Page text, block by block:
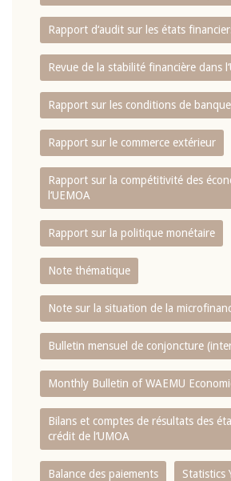
Rapport d‘audit sur les états
Revue de la stabilité financière dans
Rapport sur les conditions de banque
Rapport sur le commerce extérieur
Rapport sur la compétitivité des
l‘UEMOA
Rapport sur la politique monétaire
Note thématique
Note sur la situation de la
Bulletin mensuel de conjoncture
Monthly Bulletin of WAEMU
Bilans et comptes de résultats des
crédit de l‘UMOA
Balance des paiements Statistics